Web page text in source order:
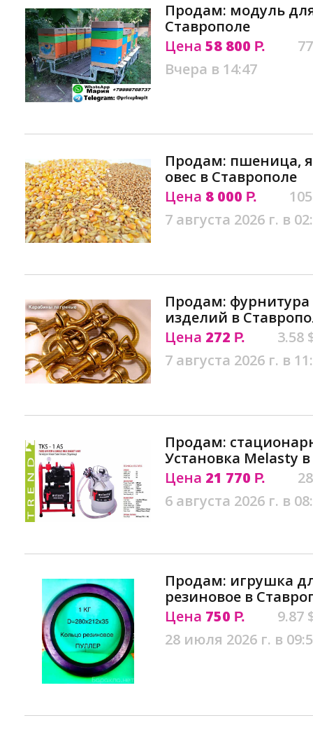
Продам: модуль
Ставрополе
Цена 58 800 Р.
Вчера в 14:47
Продам: пшеница,
овес в Ставрополе
Цена 8 000 Р.
7 августа 2026 г. в
Продам:
изделий в
Цена 272 Р.
3.58
7 августа 2026 г. в
Продам:
Установка Melasty
Цена 21 770 Р.
6 августа 2026 г. в
Продам: игрушка
резиновое в
Цена 750 Р.
9.87
28 июля 2026 г. в